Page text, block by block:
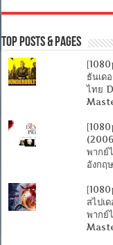
Top Posts & Pages
ธันเด
ไทย
พากย์
อังกฤ
สไปเ
พากย์